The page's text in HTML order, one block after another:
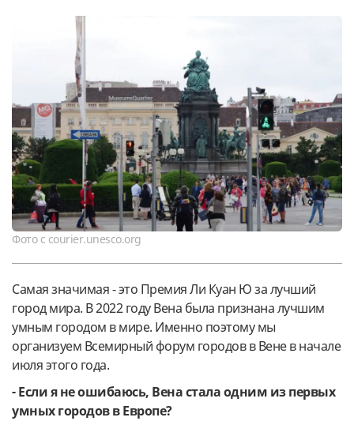
Фото с courier.unesco.org
Самая значимая - это Премия Ли Куан Ю за лучший
город мира. В 2022 году Вена была признана лучшим
умным городом в мире. Именно поэтому мы
организуем Всемирный форум городов в Вене в начале
июля этого года.
- Если я не ошибаюсь, Вена стала одним из первых
умных городов в Европе?